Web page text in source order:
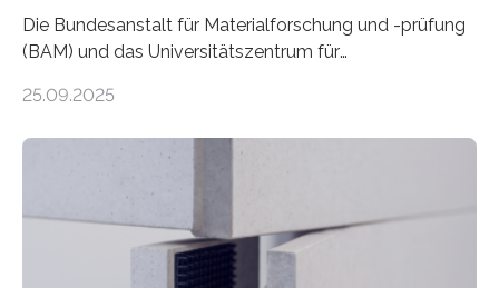
Die Bundesanstalt für Materialforschung und -prüfung
(BAM) und das Universitätszentrum für
untersuchen in einem gemeinsamen Forschungsprojekt
Ziel ist es, die Einsatzmöglichkeiten dieses innovativen
Textilbeton ist ein moderner Verbundwerkstoff, der aus
einer feinkörnigen Betonmatrix und einer textilen
25.09.2025